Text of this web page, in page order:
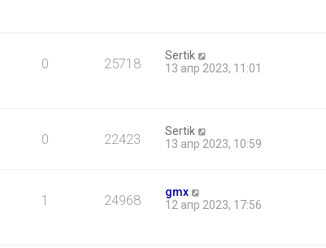
0 25718
Sertik
13 апр 2023, 11:01
0 22423
Sertik
13 апр 2023, 10:59
1 24968
gmx
12 апр 2023, 17:56